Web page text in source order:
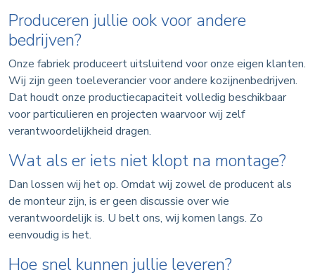
Produceren jullie ook voor andere
bedrijven?
Onze fabriek produceert uitsluitend voor onze eigen klanten.
Wij zijn geen toeleverancier voor andere kozijnenbedrijven.
Dat houdt onze productiecapaciteit volledig beschikbaar
voor particulieren en projecten waarvoor wij zelf
verantwoordelijkheid dragen.
Wat als er iets niet klopt na montage?
Dan lossen wij het op. Omdat wij zowel de producent als
de monteur zijn, is er geen discussie over wie
verantwoordelijk is. U belt ons, wij komen langs. Zo
eenvoudig is het.
Hoe snel kunnen jullie leveren?